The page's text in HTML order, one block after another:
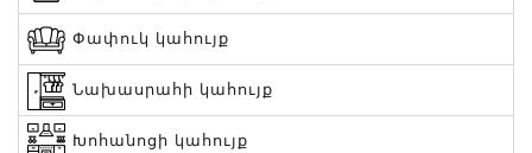
Փափուկ կահույք
Նախասրահի կահույք
Խոհանոցի կահույք